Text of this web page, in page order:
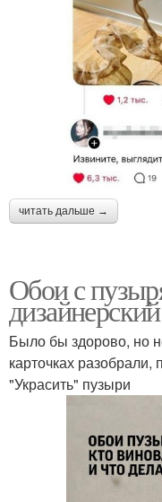
читать дальше →
Обои с
Было бы здорово, но
карточках
"Украсить" пузыри